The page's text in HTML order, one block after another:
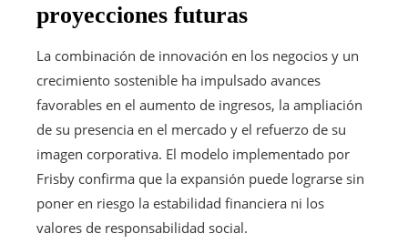
proyecciones futuras
La combinación de innovación en los negocios y un
crecimiento sostenible ha impulsado avances
favorables en el aumento de ingresos, la ampliación
de su presencia en el mercado y el refuerzo de su
imagen corporativa. El modelo implementado por
Frisby confirma que la expansión puede lograrse sin
poner en riesgo la estabilidad financiera ni los
valores de responsabilidad social.